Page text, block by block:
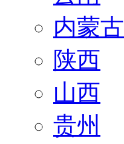
内蒙古
陕西
山西
贵州